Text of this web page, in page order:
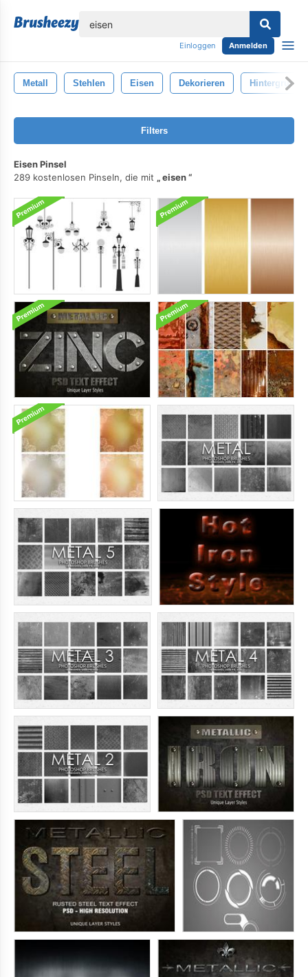
Einloggen Anmelden
Metall Stehlen Eisen Dekorieren Hintergrund
Filters
Eisen Pinsel
289 kostenlosen Pinseln, die mit
eisen